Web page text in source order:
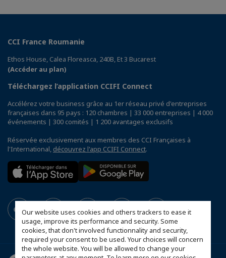
Our website uses cookies and others trackers to ease it
usage, improve its performance and security. Some
cookies, that don't involved functionnality and security,
required your consent to be used. Your choices will concern
the whole website. You will be allowed to change your
CCI France Roumanie
Ethos House, Calea Floreasca, 240B, Et 3 Bucarest
(Accéder au plan)
Téléchargez l’application CCIFI Connect
Accélérez votre business grâce au 1er réseau privé d'entreprises
françaises dans 95 pays : 120 chambres | 33 000 entreprises | 4 000
événements | 300 comités | 1 200 avantages exclusifs
Réservée exclusivement aux membres des CCI Françaises à
l'International, découvrez l'app CCIFI Connect.